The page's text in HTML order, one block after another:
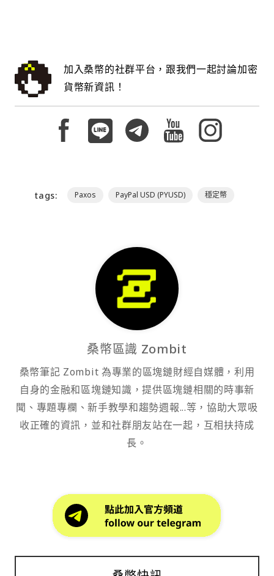
加入桑幣的社群平台，跟我們一起討論加密
貨幣新資訊！
tags: Paxos PayPal USD (PYUSD) 穩定幣
桑幣區識 Zombit
桑幣筆記 Zombit 為專業的區塊鏈財經自媒體，利用
自身的金融和區塊鏈知識，提供區塊鏈相關的時事新
聞、專題專欄、新手教學和趨勢週報...等，協助大眾吸
收正確的資訊，並和社群朋友站在一起，互相扶持成
長。